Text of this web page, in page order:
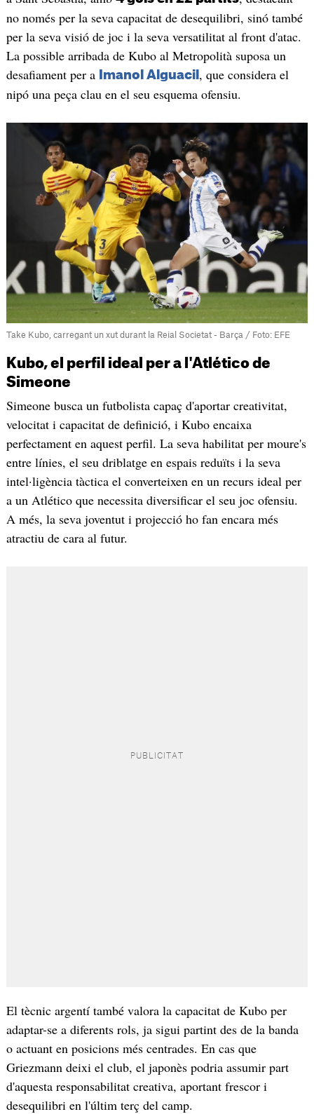
no només per la seva capacitat de desequilibri, sinó també
per la seva visió de joc i la seva versatilitat al front d'atac.
La possible arribada de Kubo al Metropolità suposa un
desafiament per a
Imanol Alguacil , que considera el
nipó una peça clau en el seu esquema ofensiu.
Take Kubo, carregant un xut durant la Reial Societat - Barça / Foto: EFE
Kubo, el perfil ideal per a l'Atlético de
Simeone
Simeone busca un futbolista capaç d'aportar creativitat,
velocitat i capacitat de definició, i Kubo encaixa
perfectament en aquest perfil. La seva habilitat per moure's
entre línies, el seu driblatge en espais reduïts i la seva
intel·ligència tàctica el converteixen en un recurs ideal per
a un Atlético que necessita diversificar el seu joc ofensiu.
A més, la seva joventut i projecció ho fan encara més
atractiu de cara al futur.
El tècnic argentí també valora la capacitat de Kubo per
adaptar-se a diferents rols, ja sigui partint des de la banda
o actuant en posicions més centrades. En cas que
Griezmann deixi el club, el japonès podria assumir part
d'aquesta responsabilitat creativa, aportant frescor i
desequilibri en l'últim terç del camp.